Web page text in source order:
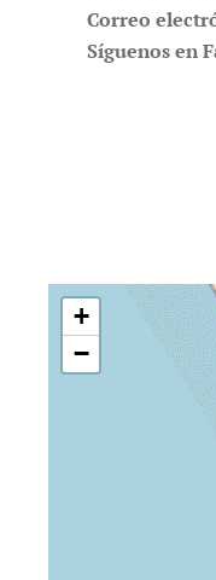
Correo
Síguenos en
+
−